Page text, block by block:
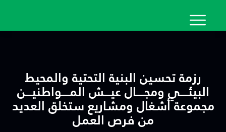
المحتوى
رزمة تحسين البنية التحتية والمحيط
البيئــــي ومجــــال عيـــش المــــواطنيـــن
مجموعة أشغال ومشاريع ستخلق العديد
من فرص العمل